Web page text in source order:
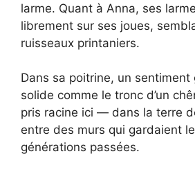
larme. Quant à Anna, ses
librement sur ses joues,
ruisseaux printaniers.
Dans sa poitrine, un sentiment
solide comme le tronc d’un
pris racine ici — dans la terre
entre des murs qui gardaient
générations passées.